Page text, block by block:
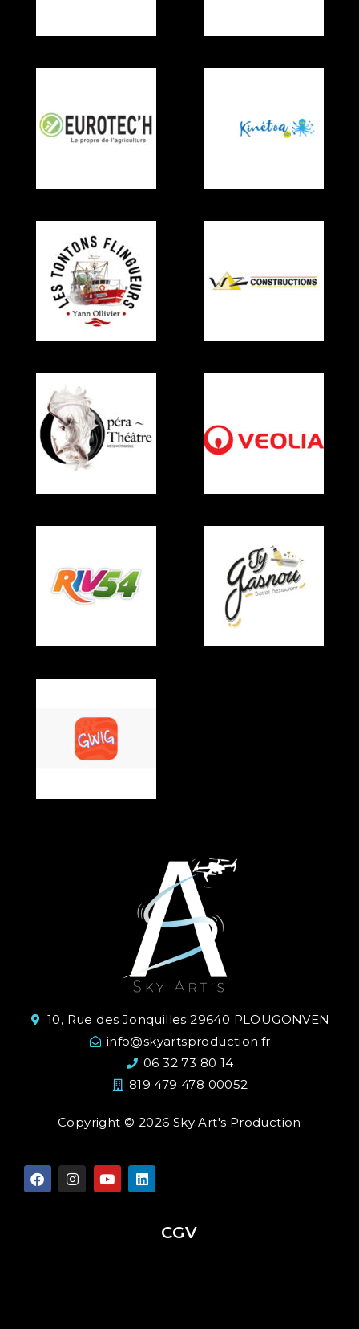
10, Rue des Jonquilles 29640 PLOUGONVEN
info@skyartsproduction.fr
06 32 73 80 14
819 479 478 00052
Copyright © 2026 Sky Art's Production
CGV